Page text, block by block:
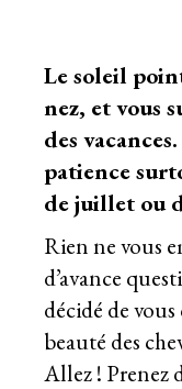
Le soleil
nez, et vous
des
patience
de juillet ou
Rien ne vous
d’avance
décidé de
beauté des
Allez ! Prenez